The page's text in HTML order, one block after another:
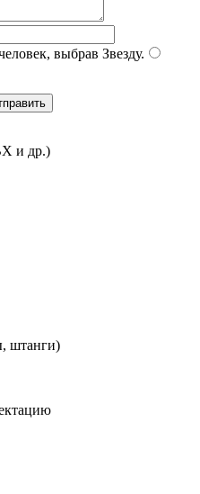
выбрав Звезду.
и др.)
штанги)